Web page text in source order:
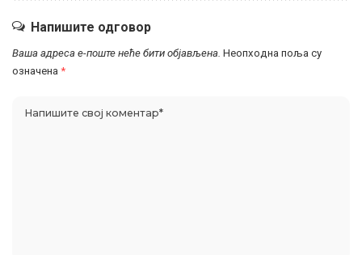
Напишите одговор
Ваша адреса е-поште неће бити објављена. Неопходна поља су
означена *